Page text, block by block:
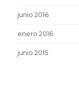
junio 2016
enero 2016
junio 2015